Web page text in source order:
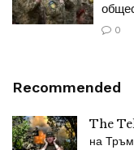
0
Recommended
The
на